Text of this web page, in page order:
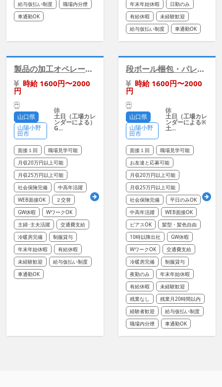
給与仮払い制度
職場内分煙
車通勤OK
年末年始休暇
日勤のみ
有給休暇
未経験歓迎
給与仮払い制度
車通勤OK
製品の加工オペレーター/二交替・冷暖房あり
時給 1600円〜2000
円
山口県
山陽小野
田市
土日（工場カレ
ンダーによる）
G...
面接１回
職場見学可能
月収20万円以上可能
月収25万円以上可能
社会保険完備
中高年活躍
WEB面接OK
２交替
GW休暇
WワークOK
主婦･主夫活躍
交通費支給
冷暖房完備
制服貸与
年末年始休暇
有給休暇
未経験歓迎
給与仮払い制度
車通勤OK
段ボール梱包・パレット仕分け/冷暖房あり
時給 1600円〜2000
円
山口県
山陽小野
田市
土日（工場カレ
ンダーによる※
土...
面接１回
職場見学可能
お友達と応募可能
月収20万円以上可能
月収25万円以上可能
社会保険完備
平日のみOK
中高年活躍
WEB面接OK
ピアスOK
髪型・髪色自由
10時以降出社
GW休暇
WワークOK
交通費支給
冷暖房完備
制服貸与
夜勤のみ
年末年始休暇
有給休暇
未経験歓迎
残業なし
残業月20時間以内
経験者歓迎
給与仮払い制度
職場内分煙
車通勤OK